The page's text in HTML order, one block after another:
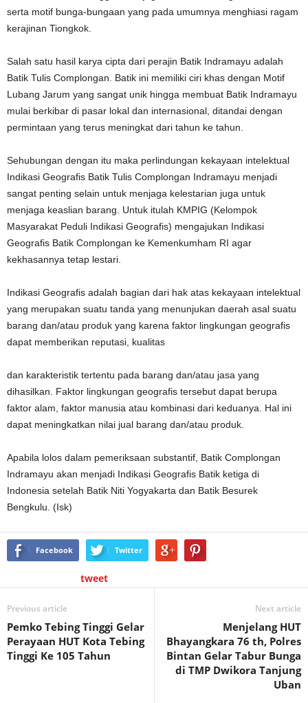
serta motif bunga-bungaan yang pada umumnya menghiasi ragam
kerajinan Tiongkok.
Salah satu hasil karya cipta dari perajin Batik Indramayu adalah
Batik Tulis Complongan. Batik ini memiliki ciri khas dengan Motif
Lubang Jarum yang sangat unik hingga membuat Batik Indramayu
mulai berkibar di pasar lokal dan internasional, ditandai dengan
permintaan yang terus meningkat dari tahun ke tahun.
Sehubungan dengan itu maka perlindungan kekayaan intelektual
Indikasi Geografis Batik Tulis Complongan Indramayu menjadi
sangat penting selain untuk menjaga kelestarian juga untuk
menjaga keaslian barang. Untuk itulah KMPIG (Kelompok
Masyarakat Peduli Indikasi Geografis) mengajukan Indikasi
Geografis Batik Complongan ke Kemenkumham RI agar
kekhasannya tetap lestari.
Indikasi Geografis adalah bagian dari hak atas kekayaan intelektual
yang merupakan suatu tanda yang menunjukan daerah asal suatu
barang dan/atau produk yang karena faktor lingkungan geografis
dapat memberikan reputasi, kualitas
dan karakteristik tertentu pada barang dan/atau jasa yang
dihasilkan. Faktor lingkungan geografis tersebut dapat berupa
faktor alam, faktor manusia atau kombinasi dari keduanya. Hal ini
dapat meningkatkan nilai jual barang dan/atau produk.
Apabila lolos dalam pemeriksaan substantif, Batik Complongan
Indramayu akan menjadi Indikasi Geografis Batik ketiga di
Indonesia setelah Batik Niti Yogyakarta dan Batik Besurek
Bengkulu. (Isk)
Facebook Twitter
tweet
Previous article
Pemko Tebing Tinggi Gelar
Perayaan HUT Kota Tebing
Tinggi Ke 105 Tahun
Next article
Menjelang HUT
Bhayangkara 76 th, Polres
Bintan Gelar Tabur Bunga
di TMP Dwikora Tanjung
Uban